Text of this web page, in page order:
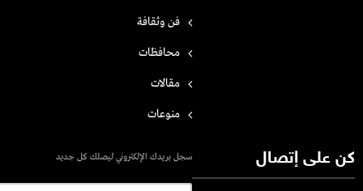
فن وثقافة
محافظات
مقالات
منوعات
كن على إتصال سجل بريدك الإلكتروني ليصلك كل جديد